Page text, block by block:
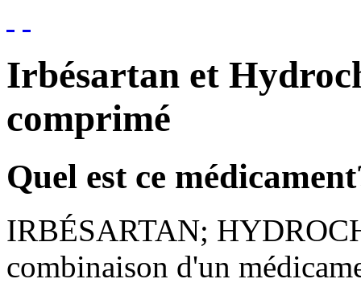
Irbésartan et
comprimé
Quel est ce
IRBÉSARTAN;
combinaison d'un